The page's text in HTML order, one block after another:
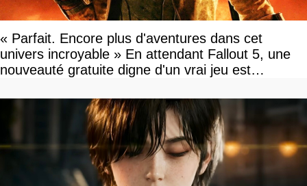
« Parfait. Encore plus d'aventures dans cet
univers incroyable » En attendant Fallout 5, une
nouveauté gratuite digne d'un vrai jeu est